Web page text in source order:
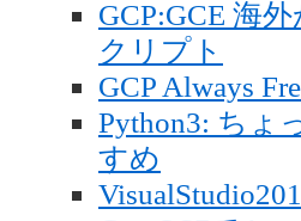
GCP:GCE 海
クリプト
GCP Always
Python3: ちょ
すめ